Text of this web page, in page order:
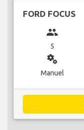
FORD FOCUS
group
5
miscellaneous_services
Manuel